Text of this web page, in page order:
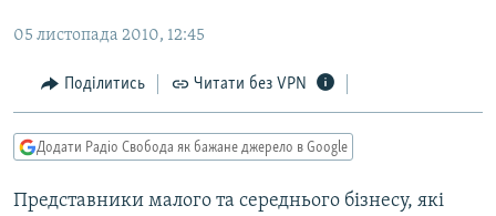
до
навігації
Перейти
до
ПОЛІТИКА
ЕКОНОМІКА
КУЛЬТУРА
СПОРТ
ВІЙНА
РОСІЙСЬКА «ФІЛЬТРАЦІЯ»
КРИМ.РЕАЛІЇ
ТИ ЯК?
05 листопада 2010, 12:45
Поділитись Читати без VPN
Додати Радіо Свобода як бажане джерело в Google
Представники малого та середнього бізнесу, які